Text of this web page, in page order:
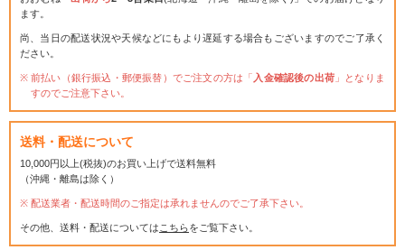
ます。
尚、当日の配送状況や天候などにもより遅延する場合もございますのでご了承く
ださい。
前払い（銀行振込・郵便振替）でご注文の方は「 入金確認後の出荷 」となりま
すのでご注意下さい。
送料・配送について
10,000円以上(税抜)のお買い上げで送料無料
（沖縄・離島は除く）
配送業者・配送時間のご指定は承れませんのでご了承下さい。
その他、送料・配送については こちらをご覧下さい。